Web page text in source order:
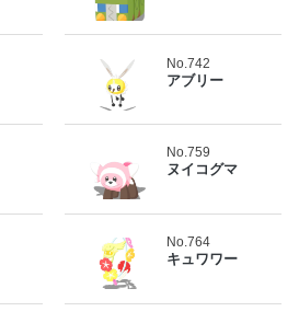
No.742
アブリー
No.759
ヌイコグマ
No.764
キュワワー